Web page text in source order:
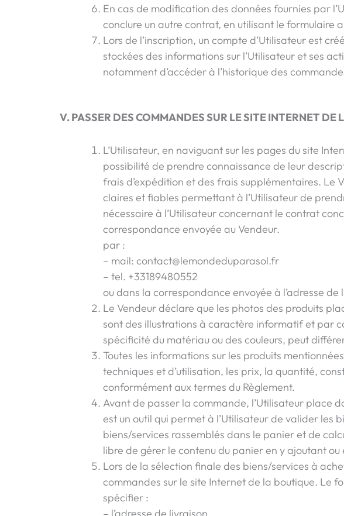
En cas de modification des données fournies par
conclure un autre contrat, en utilisant le formulaire
Lors de l’inscription, un compte d’Utilisateur est
stockées des informations sur l’Utilisateur et ses
notamment d’accéder à l’historique des
V. PASSER DES COMMANDES SUR LE SITE INTERNET
L’Utilisateur, en naviguant sur les pages du site
possibilité de prendre connaissance de leur
frais d’expédition et des frais supplémentaires. Le
claires et fiables permettant à l’Utilisateur de
nécessaire à l’Utilisateur concernant le contrat
correspondance envoyée au Vendeur.
par :
– mail: contact@lemondeduparasol.fr
– tel. +33189480552
ou dans la correspondance envoyée à l’adresse de
Le Vendeur déclare que les photos des produits
sont des illustrations à caractère informatif et par
spécificité du matériau ou des couleurs, peut
Toutes les informations sur les produits
techniques et d’utilisation, les prix, la quantité,
conformément aux termes du Règlement.
Avant de passer la commande, l’Utilisateur place
est un outil qui permet à l’Utilisateur de valider les
biens/services rassemblés dans le panier et de
libre de gérer le contenu du panier en y ajoutant
Lors de la sélection finale des biens/services à
commandes sur le site Internet de la boutique. Le
spécifier :
– l’adresse de livraison,